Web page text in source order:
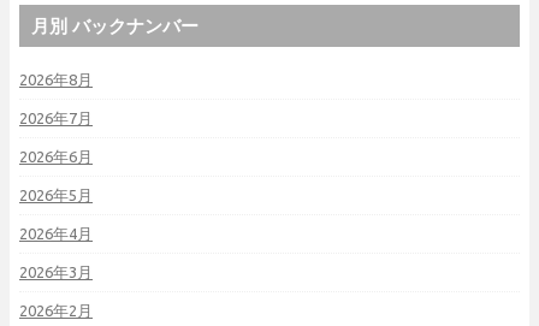
月別 バックナンバー
2026年8月
2026年7月
2026年6月
2026年5月
2026年4月
2026年3月
2026年2月